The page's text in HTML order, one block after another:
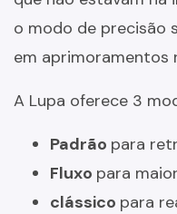
o modo de precisão
em aprimoramentos
A Lupa oferece 3
Padrão para
Fluxo para
clássico para